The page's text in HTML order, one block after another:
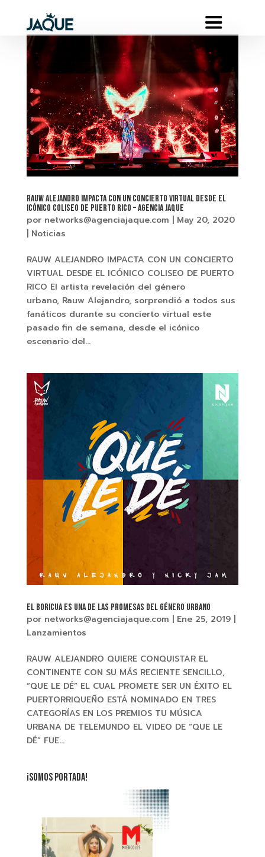
RAUW ALEJANDRO IMPACTA CON UN CONCIERTO VIRTUAL DESDE EL
ICÓNICO COLISEO DE PUERTO RICO – AGENCIA JAQUE
por networks@agenciajaque.com
May 20, 2020
Noticias
RAUW ALEJANDRO IMPACTA CON UN CONCIERTO
VIRTUAL DESDE EL ICÓNICO COLISEO DE PUERTO
RICO El artista revelación del género
urbano, Rauw Alejandro, sorprendió a todos sus
fanáticos durante su concierto virtual este
pasado fin de semana, desde el icónico
escenario del...
EL BORICUA ES UNA DE LAS PROMESAS DEL GÉNERO URBANO
por networks@agenciajaque.com Ene 25, 2019|
Lanzamientos
RAUW ALEJANDRO QUIERE CONQUISTAR EL
CONTINENTE CON SU MÁS RECIENTE SENCILLO,
“QUE LE DÉ” EL CUAL PROMETE SER UN ÉXITO EL
PUERTORRIQUEÑO ESTÁ NOMINADO EN TRES
CATEGORÍAS EN LOS PREMIOS TU MÚSICA
URBANA DE TELEMUNDO EL VIDEO DE “QUE LE
DÉ” FUE...
¡SOMOS PORTADA!